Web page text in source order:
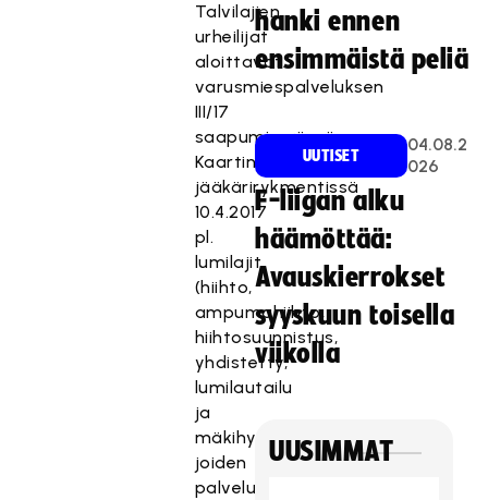
Talvilajien
urheilijat
aloittavat
varusmiespalveluksen
III/17
saapumiserässä
Kaartin
jääkärirykmentissä
10.4.2017
pl.
lumilajit
(hiihto,
ampumahiihto,
hiihtosuunnistus,
yhdistetty,
lumilautailu
ja
mäkihyppy),
joiden
palveluspaikka
hanki ennen
ensimmäistä peliä
UUTISET
04.08.2
026
F-liigan alku
häämöttää:
Avauskierrokset
syyskuun toisella
viikolla
UUSIMMAT